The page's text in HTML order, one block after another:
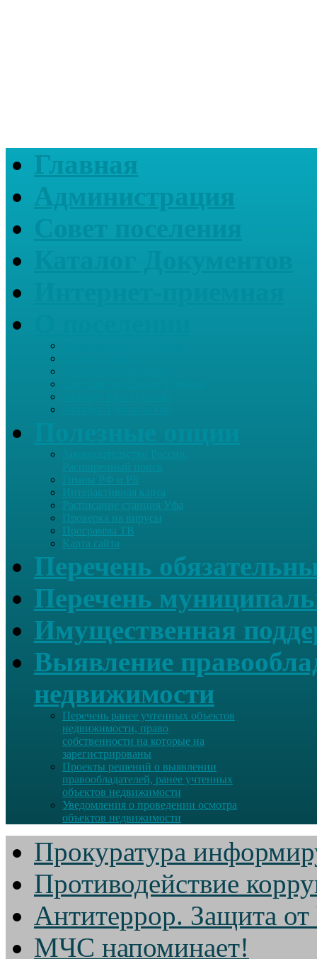
Главная
Администрация
Гимны РФ и РБ
Интерактивная карта
Расписание станция Уфа
Проверка на вирусы
Программа ТВ
Карта сайта
Перечень
Перечень
Имущественная
Выявление
недвижимости
Перечень ранее учтенных объектов
недвижимости, право
собственности на которые на
зарегистрированы
Проекты решений о выявлении
правообладателей, ранее учтенных
объектов недвижимости
Уведомления о проведении осмотра
объектов недвижимости
Прокуратура
Противодействие
Антитеррор. Защита
МЧС напоминает!